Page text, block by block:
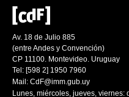
Av. 18 de Julio 885
(entre Andes y Convención)
CP 11100. Montevideo. Uruguay
Tel: [598 2] 1950 7960
Mail: CdF@imm.gub.uy
Lunes, miércoles, jueves, viernes: